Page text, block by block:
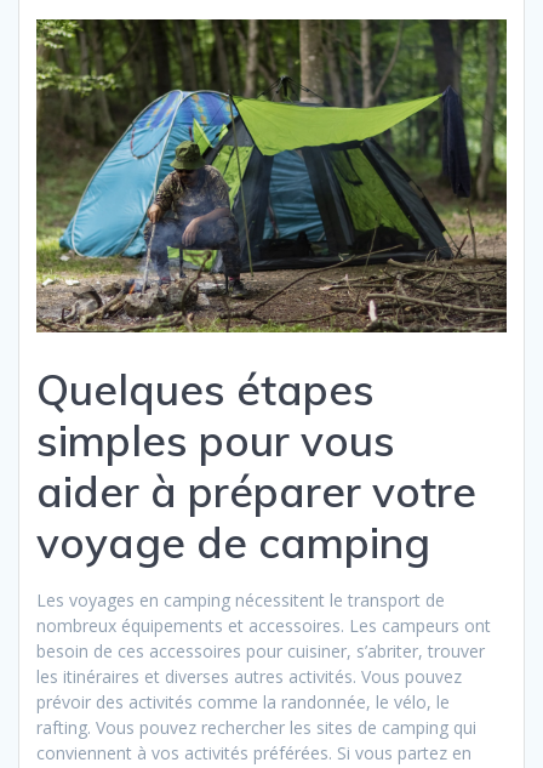
Quelques étapes
simples pour vous
aider à préparer votre
voyage de camping
Les voyages en camping nécessitent le transport de
nombreux équipements et accessoires. Les campeurs ont
besoin de ces accessoires pour cuisiner, s’abriter, trouver
les itinéraires et diverses autres activités. Vous pouvez
prévoir des activités comme la randonnée, le vélo, le
rafting. Vous pouvez rechercher les sites de camping qui
conviennent à vos activités préférées. Si vous partez en